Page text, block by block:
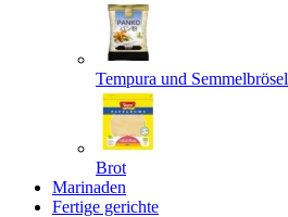
Tempura und Semmelbrösel
Brot
Marinaden
Fertige gerichte